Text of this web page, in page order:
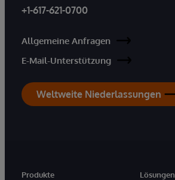
+1-617-621-0700
Allgemeine Anfragen
E-Mail-Unterstützung
Weltweite Niederlassungen
Produkte
Lösungen